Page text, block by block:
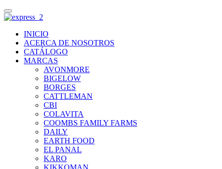
INICIO
ACERCA DE NOSOTROS
CATÁLOGO
MARCAS
AVONMORE
BIGELOW
BORGES
CATTLEMAN
CBI
COLAVITA
COOMBS FAMILY FARMS
DAILY
EARTH FOOD
EL PANAL
KARO
KIKKOMAN